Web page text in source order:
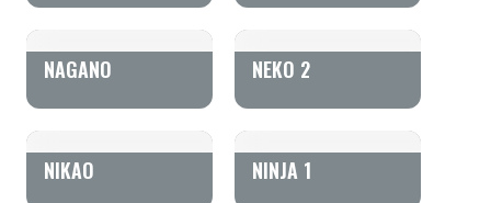
NAGANO NEKO 2
NIKAO NINJA 1